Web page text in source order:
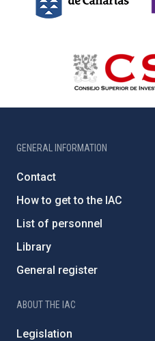
GENERAL INFORMATION
Contact
How to get to the IAC
List of personnel
Library
General register
ABOUT THE IAC
Legislation